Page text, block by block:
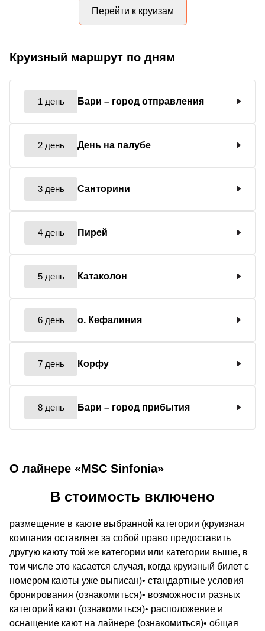
Перейти к круизам
Круизный маршрут по дням
1 день Бари – город отправления
2 день День на палубе
3 день Санторини
4 день Пирей
5 день Катаколон
6 день о. Кефалиния
7 день Корфу
8 день Бари – город прибытия
О лайнере «MSC Sinfonia»
В стоимость включено
размещение в каюте выбранной категории (круизная
компания оставляет за собой право предоставить
другую каюту той же категории или категории выше, в
том числе это касается случая, когда круизный билет с
номером каюты уже выписан)• стандартные условия
бронирования (ознакомиться)• возможности разных
категорий кают (ознакомиться)• расположение и
оснащение кают на лайнере (ознакомиться)• общая